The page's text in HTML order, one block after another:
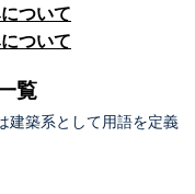
ついて
ついて
覧
建築系として用語を定義